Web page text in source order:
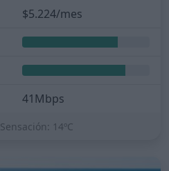
$5.224/mes
41Mbps
Sensación: 14ºC